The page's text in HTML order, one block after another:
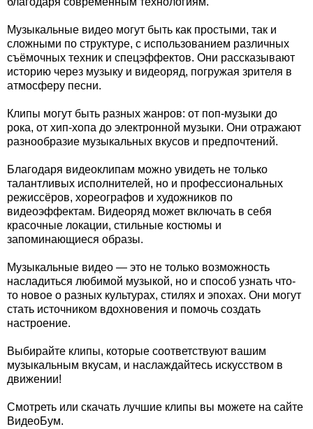
Музыкальные видео могут быть как простыми, так и
сложными по структуре, с использованием различных
съёмочных техник и спецэффектов. Они рассказывают
историю через музыку и видеоряд, погружая зрителя в
атмосферу песни.
Клипы могут быть разных жанров: от поп-музыки до
рока, от хип-хопа до электронной музыки. Они отражают
разнообразие музыкальных вкусов и предпочтений.
Благодаря видеоклипам можно увидеть не только
талантливых исполнителей, но и профессиональных
режиссёров, хореографов и художников по
видеоэффектам. Видеоряд может включать в себя
красочные локации, стильные костюмы и
запоминающиеся образы.
Музыкальные видео — это не только возможность
насладиться любимой музыкой, но и способ узнать что-
то новое о разных культурах, стилях и эпохах. Они могут
стать источником вдохновения и помочь создать
настроение.
Выбирайте клипы, которые соответствуют вашим
музыкальным вкусам, и наслаждайтесь искусством в
движении!
Смотреть или скачать лучшие клипы вы можете на сайте
ВидеоБум.